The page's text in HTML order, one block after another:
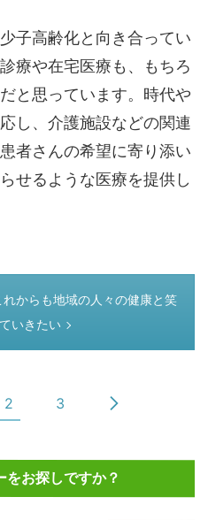
子高齢化と向き合ってい
療や在宅医療も、もちろ
と思っています。時代や
し、介護施設などの関連
者さんの希望に寄り添い
せるような医療を提供し
からも地域の人々の健康と笑
いきたい
2 3
をお探しですか？